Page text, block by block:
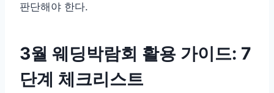
판단해야 한다.
3월 웨딩박람회 활용 가이드: 7
단계 체크리스트